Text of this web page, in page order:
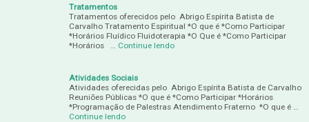
Tratamentos
Tratamentos oferecidos pelo Abrigo Espírita Batista de
Carvalho Tratamento Espiritual *O que é *Como Participar
*Horários Fluídico Fluidoterapia *O Que é *Como Participar
*Horários …
Continue lendo
Atividades Sociais
Atividades oferecidas pelo Abrigo Espírita Batista de Carvalho
Reuniões Públicas *O que é *Como Participar *Horários
*Programação de Palestras Atendimento Fraterno *O que é …
Continue lendo